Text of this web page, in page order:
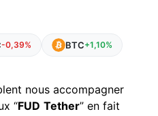
-0,39% BTC+1,10%
nous accompagner
“FUD Tether” en fait